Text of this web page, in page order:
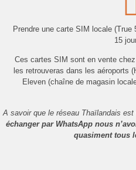
Prendre une carte SIM locale
15
Ces cartes SIM sont en vente
les retrouveras dans les aéroports
Eleven (chaîne de magasin
A savoir que le réseau Thaïlandais
échanger par WhatsApp nous
quasiment tous